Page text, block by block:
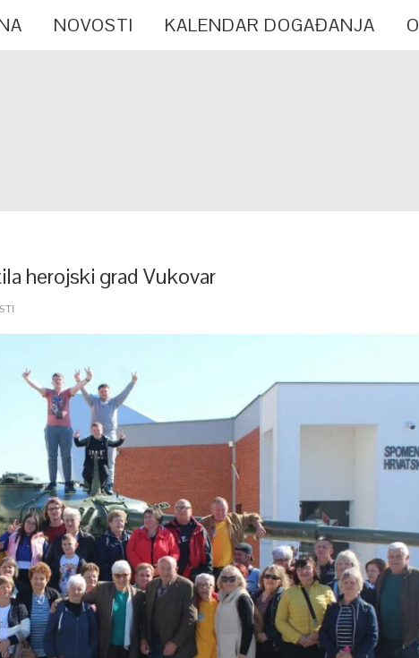
NOVOSTI KALENDAR DOGAĐANJA
herojski grad Vukovar